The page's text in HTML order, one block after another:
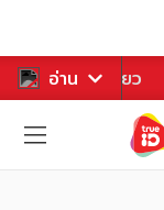
อ่าน
หาร ท่องเที่ยว